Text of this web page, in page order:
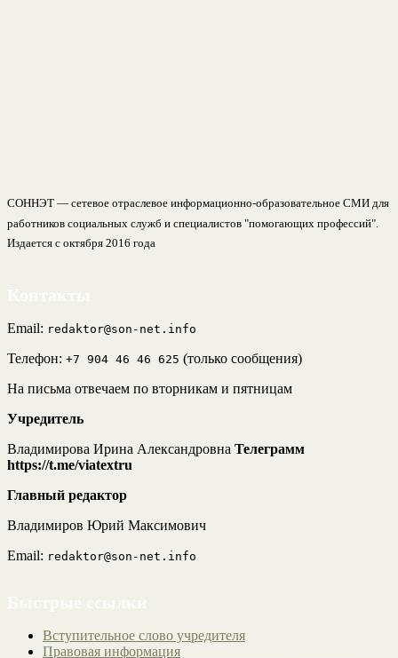
СОННЭТ — сетевое отраслевое информационно-образовательное СМИ для
работников социальных служб и специалистов "помогающих профессий".
Издается с октября 2016 года
Email: redaktor@son-net.info
Телефон: +7 904 46 46 625 (только сообщения)
На письма отвечаем по вторникам и пятницам
Учредитель
Владимирова Ирина Александровна Телеграмм
https://t.me/viatextru
Главный редактор
Владимиров Юрий Максимович
Email: redaktor@son-net.info
Вступительное слово учредителя
Правовая информация